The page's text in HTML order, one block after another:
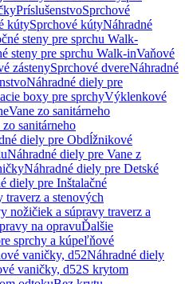
PríslušenstvoSprchové
kútySprchové kútyNáhradné
steny pre sprchu Walk-
steny pre sprchu Walk-inVaňové
zástenySprchové dvereNáhradné
Náhradné diely pre
boxy pre sprchyVýklenkové
Vane zo sanitárneho
sanitárneho
diely pre Obdĺžnikové
Náhradné diely pre Vane z
Náhradné diely pre Detské
diely pre Inštalačné
traverz a stenových
nožičiek a súpravy traverz a
na opravuĎalšie
sprchy a kúpeľňové
vaničky, d52Náhradné diely
vaničky, d52S krytom